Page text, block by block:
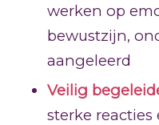
werken op
bewustzijn,
aangeleerd
Veilig
sterke reacties